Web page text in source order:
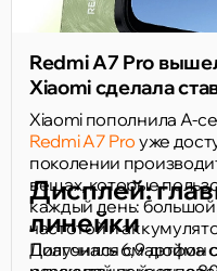
Redmi A7 Pro
Xiaomi сделала
Xiaomi пополнила A-
Redmi A7 Pro уже
поколении
вещах, которые
каждый день:
частотой и
Получился смартфон
Дисплей:
линейки
Диагональ 6,9 дюйма